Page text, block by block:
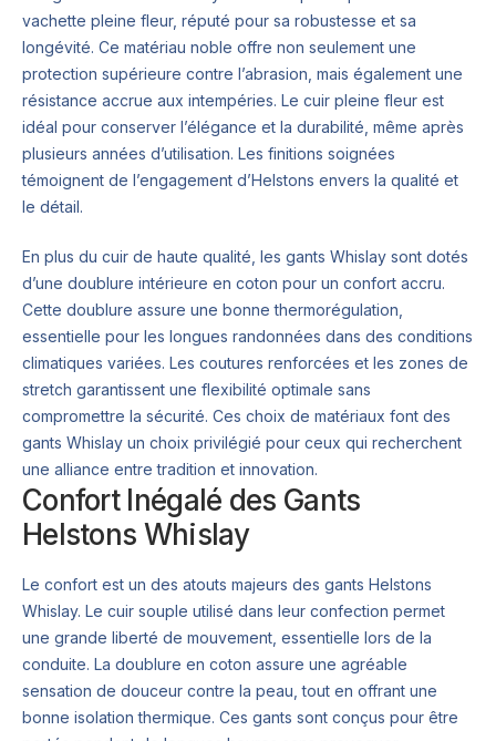
vachette pleine fleur, réputé pour sa robustesse et sa
longévité. Ce matériau noble offre non seulement une
protection supérieure contre l’abrasion, mais également une
résistance accrue aux intempéries. Le cuir pleine fleur est
idéal pour conserver l’élégance et la durabilité, même après
plusieurs années d’utilisation. Les finitions soignées
témoignent de l’engagement d’Helstons envers la qualité et
le détail.
En plus du cuir de haute qualité, les gants Whislay sont dotés
d’une doublure intérieure en coton pour un confort accru.
Cette doublure assure une bonne thermorégulation,
essentielle pour les longues randonnées dans des conditions
climatiques variées. Les coutures renforcées et les zones de
stretch garantissent une flexibilité optimale sans
compromettre la sécurité. Ces choix de matériaux font des
gants Whislay un choix privilégié pour ceux qui recherchent
une alliance entre tradition et innovation.
Confort Inégalé des Gants
Helstons Whislay
Le confort est un des atouts majeurs des gants Helstons
Whislay. Le cuir souple utilisé dans leur confection permet
une grande liberté de mouvement, essentielle lors de la
conduite. La doublure en coton assure une agréable
sensation de douceur contre la peau, tout en offrant une
bonne isolation thermique. Ces gants sont conçus pour être